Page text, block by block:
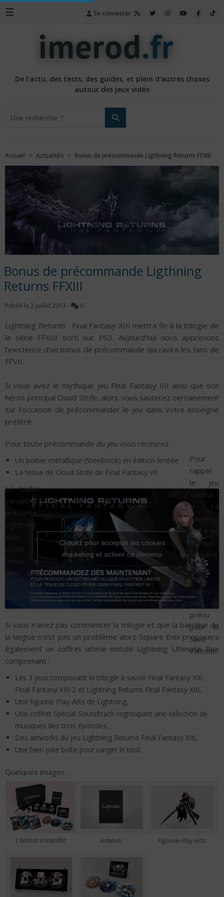
☰ Se connecter
De l'actu, des tests, des guides, et plein d'autres choses
autour des jeux vidéo
Accueil » Actualités » Bonus de précommande Ligthning Returns FFXIII
Bonus de précommande Ligthning
Returns FFXIII
Publié le 2 juillet 2013 - 0
Lightning Returns : Final Fantasy XIII mettra fin à la trilogie de
la série FFXIII sorti sur PS3. Aujourd’hui nous apprenons
l’existence d’un bonus de précommande qui ravira les fans de
FFVII.
Si vous avez le mythique jeu Final Fantasy VII ainsi que son
héros principal Cloud Strife, alors vous sauterez certainement
sur l’occasion de précommander le jeu dans votre enseigne
préféré.
Pour toute précommande du jeu vous recevrez :
Un boitier métallique (Steelbook) en édition limitée
La tenue de Cloud Strife de Final Fantasy VII
Le trailer
suivant
présente
Lightning
ainsi que
steelbook
:
Pour
rappel
le jeu
sortira
le 14
Février
2014 en
Europe.
J’espère
que
vous
n’avez
rien de
prévu
pour la
Saint
Valentin.
Cliquez pour accepter les cookies
marketing et activer ce contenu
Si vous n’avez pas commencer la trilogie et que la barrière de
la langue n’est pas un problème alors Square Enix proposera
également un coffret ultime intitulé Lightning Ultimate Box
comprenant :
Les 3 jeux composant la trilogie à savoir Final Fantasy XIII,
Final Fantasy XIII-2 et Lightning Returns Final Fantasy XIII,
Une figurine Play-Arts de Lightning,
Une coffret Special Soundtrack regroupant une sélection de
musiques des trois épisodes,
Des artworks du jeu Lightning Returns Final Fantasy XIII,
Une bien jolie boîte pour ranger le tout.
Quelques images :
L’édition complète Artwork Figurine Play Arts